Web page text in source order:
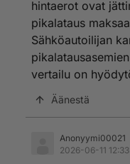
Ei hintojen yleinen
ole varmasti
käyttövoima on.
hintaerot ovat
pikalataus
Sähköautoilijan
vertailu on
Äänestä
Anonyymi00021
2026-06-11